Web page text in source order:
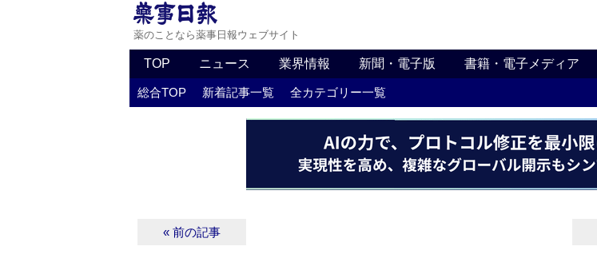
薬のことなら薬事日報ウェブサイト
TOP ニュース 業界情報 新聞・電子版 書籍・電子メディア
総合TOP 新着記事一覧 全カテゴリー一覧
« 前の記事